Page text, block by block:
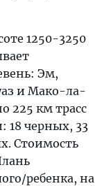
1250-3250
Эм,
и Мако-ла-
225 км трасс
18 черных, 33
Стоимость
ребенка, на